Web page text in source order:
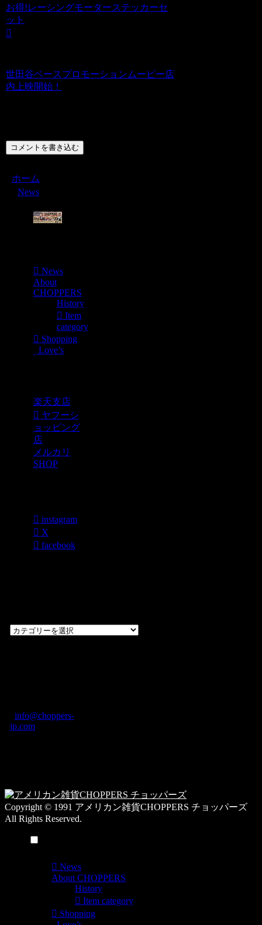
お得!レーシングモーターステッカーセ
ット
世田谷ベースプロモーションムービー店
内上映開始！
コメントを書き込む
ホーム
News
News
About
CHOPPERS
History
Item
category
Shopping
Love’s
楽天支店
ヤフーシ
ョッピング
店
メルカリ
SHOP
instagram
X
facebook
過
テ
ゴ
info@choppers-
jp.com
Copyright © 1991 アメリカン雑貨CHOPPERS チョッパーズ
All Rights Reserved.
News
About CHOPPERS
History
Item category
Shopping